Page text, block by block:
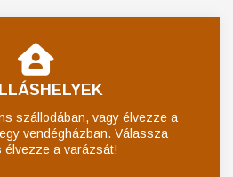
szállodában, vagy élvezze a
vendégházban. Válassza
élvezze a varázsát!